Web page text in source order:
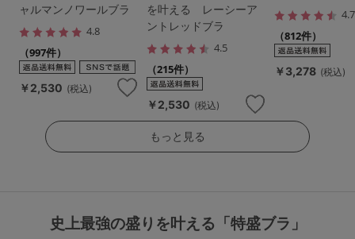
ャルマンノワールブラ
4.8
（997件）
￥2,530 (税込)
を叶える レーシーア
ントレッドブラ
4.5
（215件）
￥2,530 (税込)
4.7
（812件）
￥3,278 (税込)
もっと見る
史上最強の盛りを叶える「特盛ブラ」